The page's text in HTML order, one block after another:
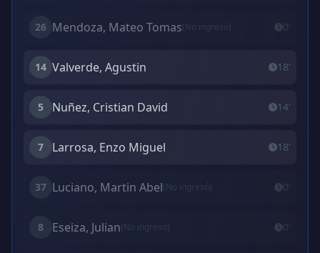
26 Mendoza, Mateo Tomas(No ingresó) 0'
14 Valverde, Agustin 18'
5 Nuñez, Cristian David 14'
7 Larrosa, Enzo Miguel 18'
37 Luciano, Martin Abel(No ingresó) 0'
8 Eseiza, Julian(No ingresó) 0'